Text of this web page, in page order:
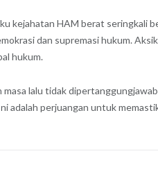
kejahatan HAM berat seringkali
dan supremasi hukum.
hukum.
lalu tidak
perjuangan untuk